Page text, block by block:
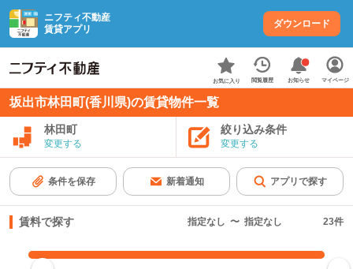
ニフティ不動産
賃貸アプリ
ダウンロード
お気に入り 閲覧履歴 お知らせ マイページ
坂出市林田町(香川県)の賃貸物件一覧
林田町
変更する
絞り込み条件
変更する
条件を保存 新着通知 アプリで探す
賃料で探す 指定なし 〜 指定なし 23件